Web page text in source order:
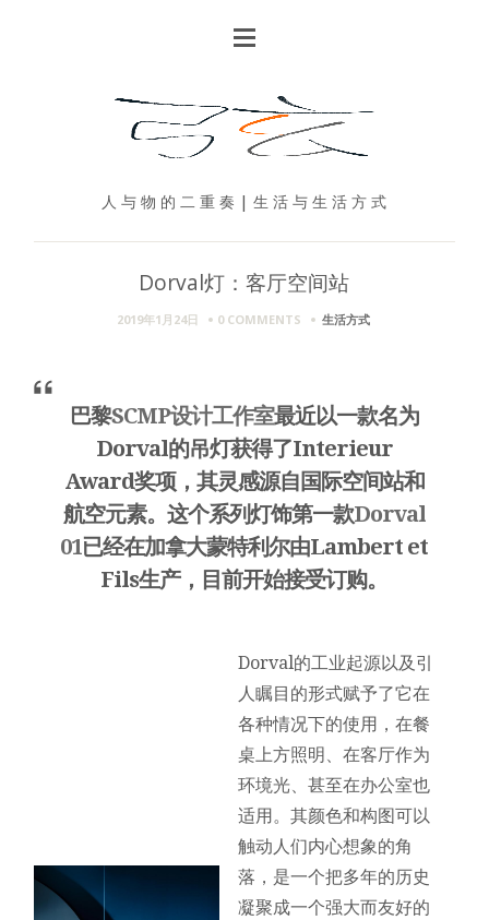
人 与 物 的 二 重 奏 | 生 活 与 生 活 方 式
Dorval灯：客厅空间站
2019年1月24日 0 COMMENTS 生活方式
巴黎SCMP设计工作室最近以一款名为
Dorval的吊灯获得了Interieur
Award奖项，其灵感源自国际空间站和
航空元素。这个系列灯饰第一款Dorval
01已经在加拿大蒙特利尔由Lambert et
Fils生产，目前开始接受订购。
Dorval的工业起源以及引
人瞩目的形式赋予了它在
各种情况下的使用，在餐
桌上方照明、在客厅作为
环境光、甚至在办公室也
适用。其颜色和构图可以
触动人们内心想象的角
落，是一个把多年的历史
凝聚成一个强大而友好的